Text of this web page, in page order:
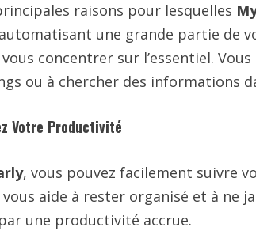
raisons pour lesquelles
une grande partie de
concentrer sur l’essentiel.
ou à chercher des informations
Votre Productivité
, vous pouvez facilement suivre
vous aide à rester organisé et à ne
une productivité accrue.